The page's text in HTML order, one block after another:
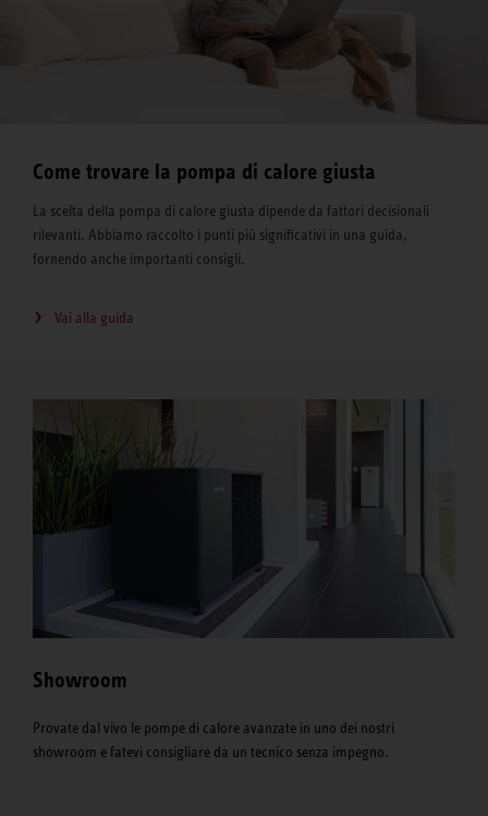
Come trovare la pompa di calore giusta
La scelta della pompa di calore giusta dipende da fattori decisionali
rilevanti. Abbiamo raccolto i punti più significativi in una guida,
fornendo anche importanti consigli.
Vai alla guida
Showroom
Provate dal vivo le pompe di calore avanzate in uno dei nostri
showroom e fatevi consigliare da un tecnico senza impegno.